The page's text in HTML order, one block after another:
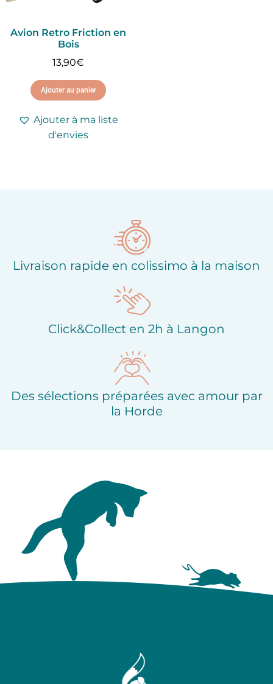
Avion Retro Friction en
Bois
13,90€
Ajouter au panier
Ajouter à ma liste
d'envies
Livraison rapide en colissimo à la maison
Click&Collect en 2h à Langon
Des sélections préparées avec amour par
la Horde